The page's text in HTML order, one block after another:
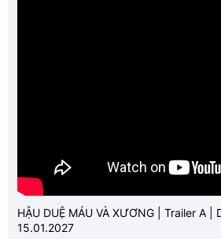
HẬU DUỆ MÁU VÀ XƯƠNG | Trailer A |
15.01.2027